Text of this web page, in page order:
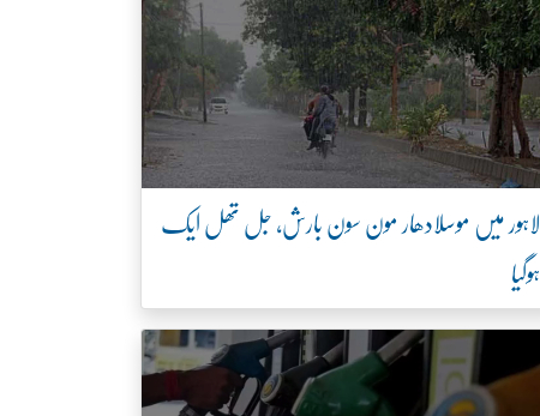
لاہور میں موسلادھار مون سون بارش، جل تھل ایک
ہوگیا